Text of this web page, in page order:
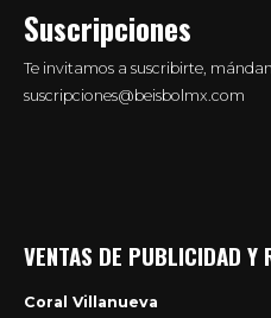
Suscripciones
Te invitamos a suscribirte,
suscripciones@beisbolmx.com
VENTAS DE PUBLICIDAD Y
Coral Villanueva